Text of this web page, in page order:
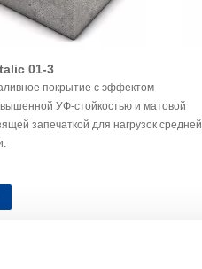
01-3
покрытие с эффектом
УФ-стойкостью и матовой
запечаткой для нагрузок средней